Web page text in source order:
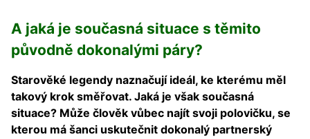
A jaká je současná situace s těmito
původně dokonalými páry?
Starověké legendy naznačují ideál, ke kterému měl
takový krok směřovat. Jaká je však současná
situace? Může člověk vůbec najít svoji polovičku, se
kterou má šanci uskutečnit dokonalý partnerský